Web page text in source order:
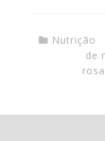
Nutrição
de
rosa